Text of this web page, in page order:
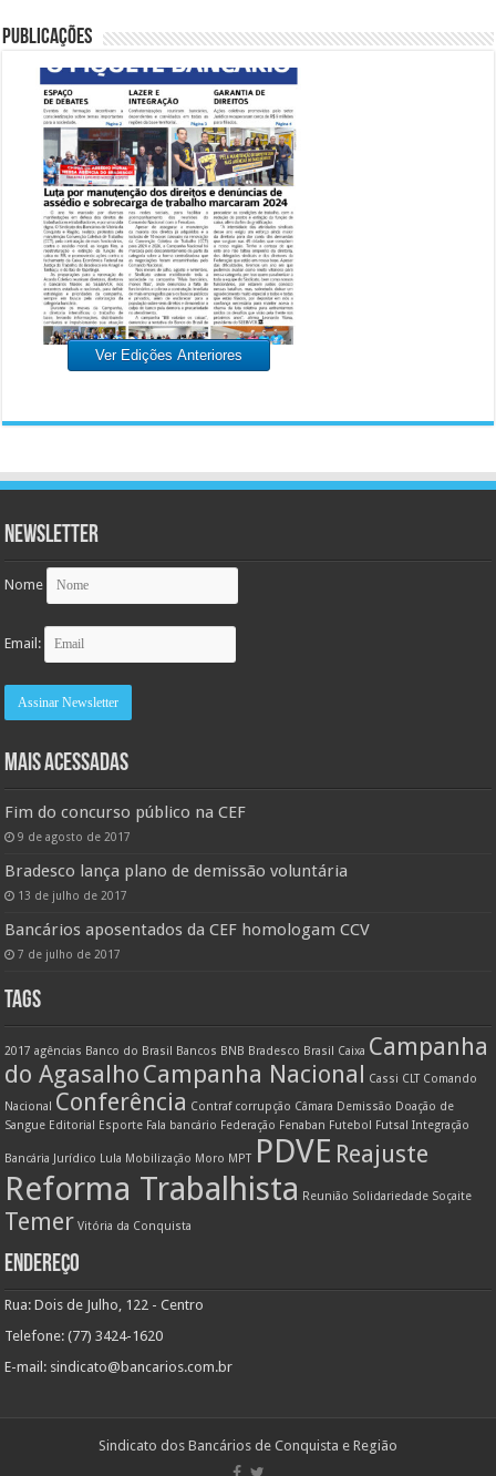
PUBLICAÇÕES
Ver Edições Anteriores
Newsletter
Nome
Email:
MAIS ACESSADAS
Fim do concurso público na CEF
9 de agosto de 2017
Bradesco lança plano de demissão voluntária
13 de julho de 2017
Bancários aposentados da CEF homologam CCV
7 de julho de 2017
TAGS
2017 agências Banco do Brasil Bancos BNB Bradesco Brasil Caixa Campanha
do Agasalho Campanha Nacional Cassi CLT Comando
Nacional
Conferência Contraf corrupção Câmara Demissão Doação de
Sangue Editorial Esporte Fala bancário Federação Fenaban Futebol Futsal Integração
Bancária Jurídico Lula Mobilização Moro MPT PDVE Reajuste
Reforma Trabalhista Reunião Solidariedade Soçaite
Temer Vitória da Conquista
ENDEREÇO
Rua: Dois de Julho, 122 - Centro
Telefone: (77) 3424-1620
E-mail: sindicato@bancarios.com.br
Sindicato dos Bancários de Conquista e Região